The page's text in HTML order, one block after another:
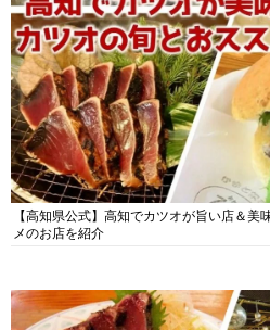
【高知県公式】高知でカツオが旨い店＆
メのお店を紹介